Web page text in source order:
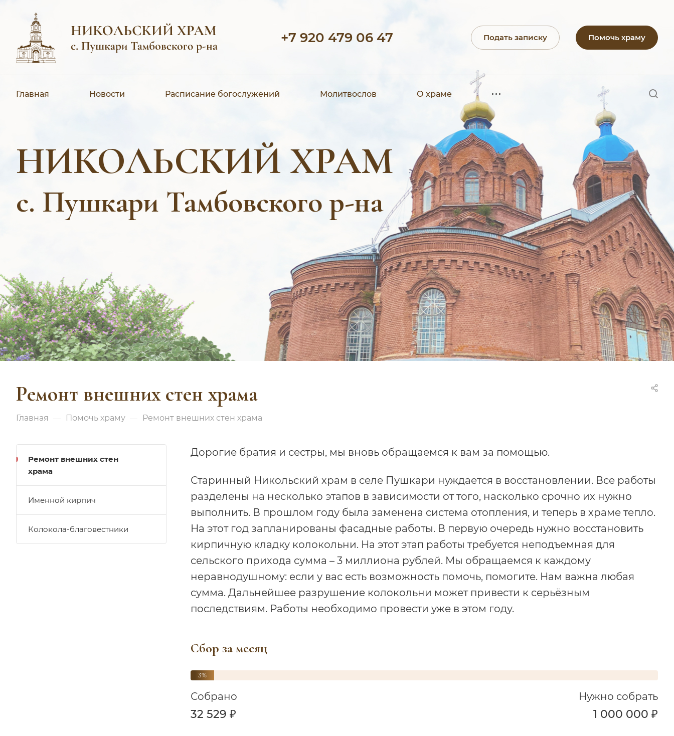
+7 920 479 06 47 Подать записку Помочь храму
Главная Новости Расписание богослужений Молитвослов О храме
НИКОЛЬСКИЙ ХРАМ
с. Пушкари Тамбовского р-на
Ремонт внешних стен храма
Главная — Помочь храму — Ремонт внешних стен храма
Дорогие братия и сестры, мы вновь обращаемся к вам за помощью.
Старинный Никольский храм в селе Пушкари нуждается в восстановлении. Все работы
разделены на несколько этапов в зависимости от того, насколько срочно их нужно
выполнить. В прошлом году была заменена система отопления, и теперь в храме тепло.
На этот год запланированы фасадные работы. В первую очередь нужно восстановить
кирпичную кладку колокольни. На этот этап работы требуется неподъемная для
сельского прихода сумма – 3 миллиона рублей. Мы обращаемся к каждому
неравнодушному: если у вас есть возможность помочь, помогите. Нам важна любая
сумма. Дальнейшее разрушение колокольни может привести к серьёзным
последствиям. Работы необходимо провести уже в этом году.
Сбор за месяц
3%
Собрано
32 529 ₽
Нужно собрать
1 000 000 ₽
Ремонт внешних стен
храма
Именной кирпич
Колокола-благовестники